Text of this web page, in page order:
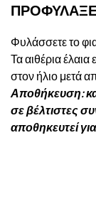
Φυλάσσετε το
Τα αιθέρια
στον ήλιο μετά
Αποθήκευση:
σε βέλτιστες
αποθηκευτεί